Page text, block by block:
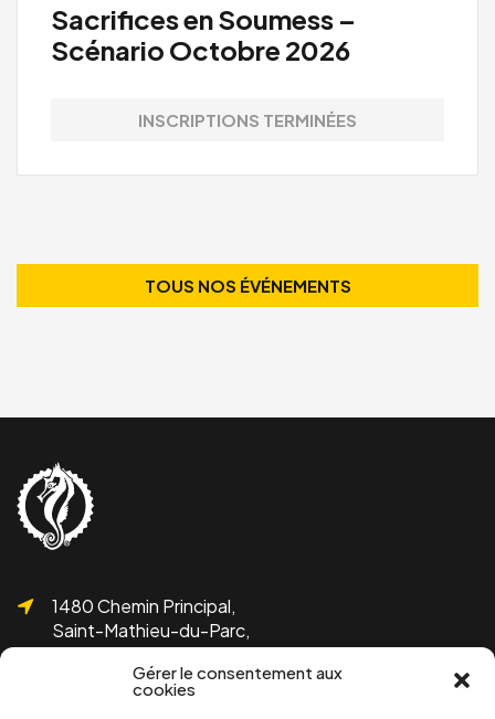
Gérer le consentement aux
cookies
Sacrifices en Soumess –
Scénario Octobre 2026
INSCRIPTIONS TERMINÉES
TOUS NOS ÉVÉNEMENTS
1480 Chemin Principal,
Saint-Mathieu-du-Parc,
QC G0X 1N0